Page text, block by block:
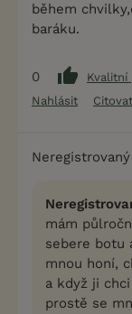
během
baráku.
0
Kvalitní
Nahlásit
Citovat
mám
sebere botu
mnou honí,
a když ji
prostě se